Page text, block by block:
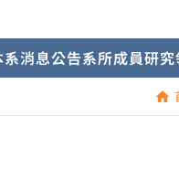
系消息公告系所成員研
home